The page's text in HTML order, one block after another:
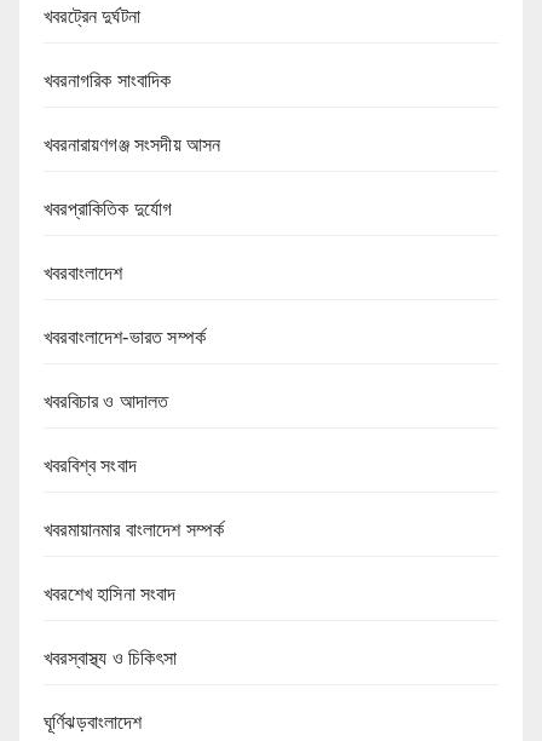
খবরট্রেন দুর্ঘটনা
খবরনাগরিক সাংবাদিক
খবরনারায়ণগঞ্জ সংসদীয় আসন
খবরপ্রাকিতিক দুর্যোগ
খবরবাংলাদেশ
খবরবাংলাদেশ-ভারত সম্পর্ক
খবরবিচার ও আদালত
খবরবিশ্ব সংবাদ
খবরমায়ানমার বাংলাদেশ সম্পর্ক
খবরশেখ হাসিনা সংবাদ
খবরস্বাস্থ্য ও চিকিৎসা
ঘূর্ণিঝড়বাংলাদেশ